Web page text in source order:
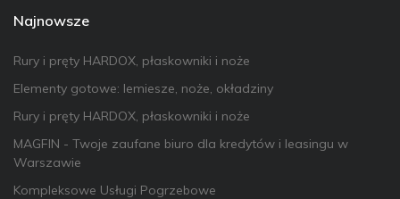
Najnowsze
Rury i pręty HARDOX, płaskowniki i noże
Elementy gotowe: lemiesze, noże, okładziny
Rury i pręty HARDOX, płaskowniki i noże
MAGFIN - Twoje zaufane biuro dla kredytów i leasingu w
Warszawie
Kompleksowe Usługi Pogrzebowe